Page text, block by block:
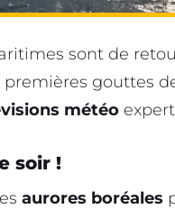
sont de
premières gouttes
météo
soir !
aurores boréales